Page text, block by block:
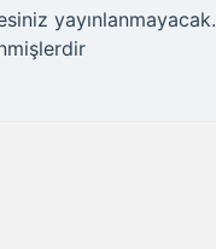
yayınlanmayacak.